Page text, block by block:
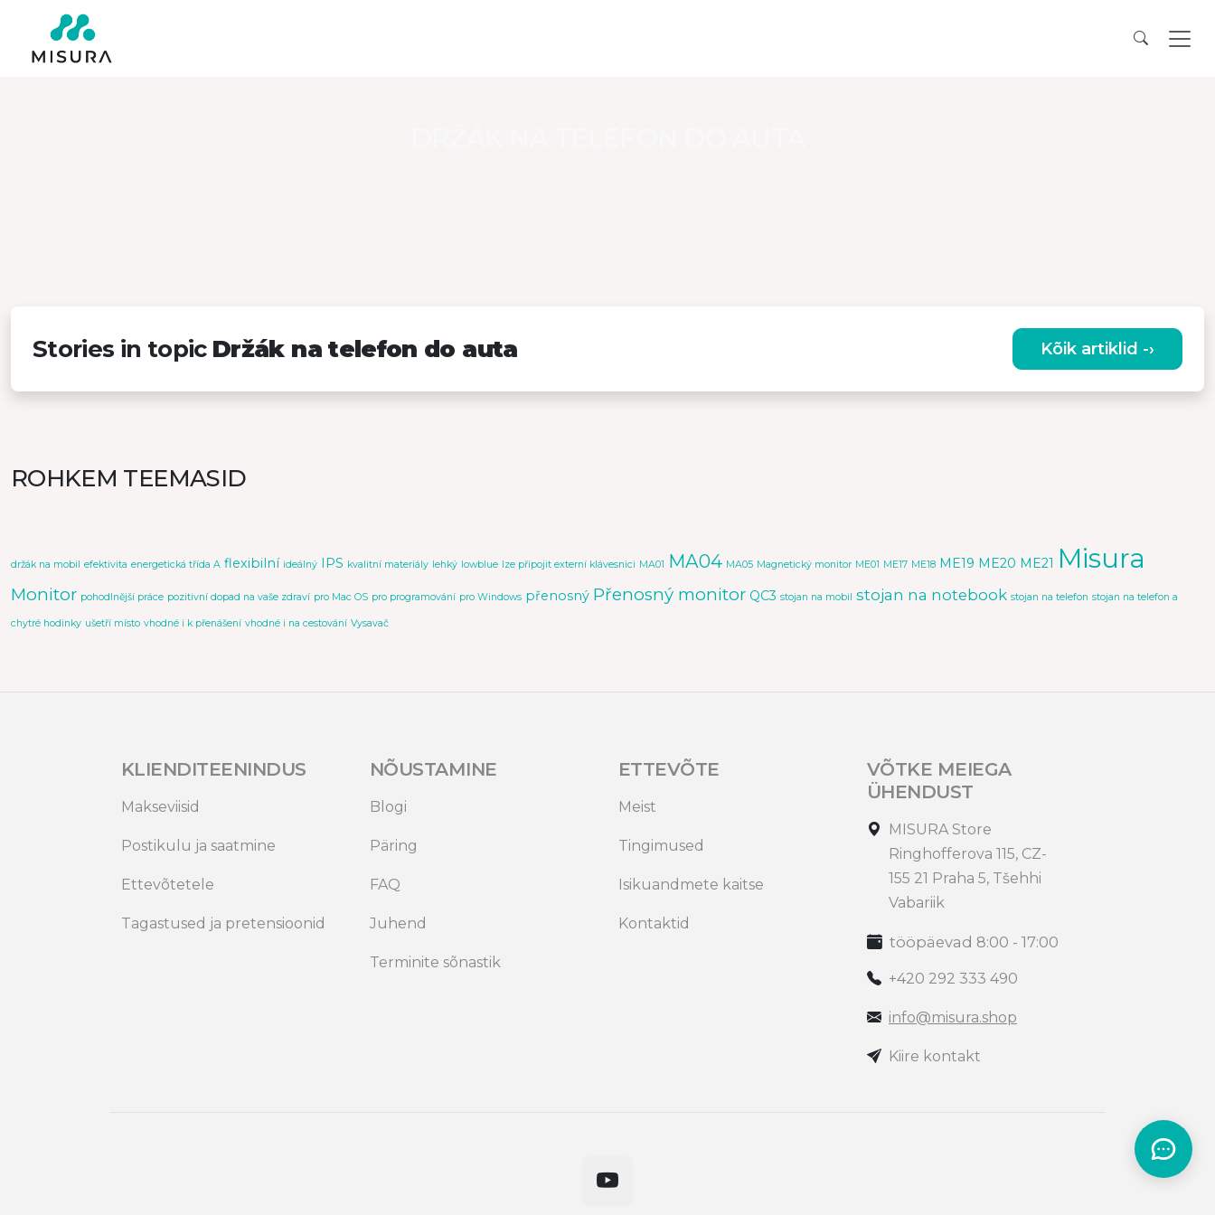
Stories in topic Držák na telefon do auta Kõik artiklid -›
ROHKEM TEEMASID
držák na mobil efektivita energetická třída A flexibilní ideálný IPS kvalitní materiály lehký lowblue lze připojit externí klávesnici MA01 MA04 MA05 Magnetický monitor ME01 ME17 ME18 ME19 ME20 ME21 Misura
Monitor pohodlnější práce pozitivní dopad na vaše zdraví pro Mac OS pro programování pro Windows přenosný Přenosný monitor QC3 stojan na mobil stojan na notebook stojan na telefon stojan na telefon a
chytré hodinky ušetří místo vhodné i k přenášení vhodné i na cestování Vysavač
KLIENDITEENINDUS
Makseviisid
Postikulu ja saatmine
Ettevõtetele
Tagastused ja pretensioonid
NÕUSTAMINE
Blogi
Päring
FAQ
Juhend
Terminite sõnastik
ETTEVÕTE
Meist
Tingimused
Isikuandmete kaitse
Kontaktid
VÕTKE MEIEGA
ÜHENDUST
MISURA Store
Ringhofferova 115, CZ-
155 21 Praha 5, Tšehhi
Vabariik
tööpäevad 8:00 - 17:00
+420 292 333 490
info@misura.shop
Kiire kontakt